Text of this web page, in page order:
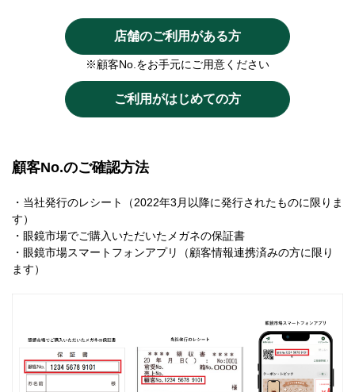
店舗のご利用がある方
※顧客No.をお手元にご用意ください
ご利用がはじめての方
顧客No.のご確認方法
・当社発行のレシート（2022年3月以降に発行されたものに限りま
す）
・眼鏡市場でご購入いただいたメガネの保証書
・眼鏡市場スマートフォンアプリ（顧客情報連携済みの方に限り
ます）